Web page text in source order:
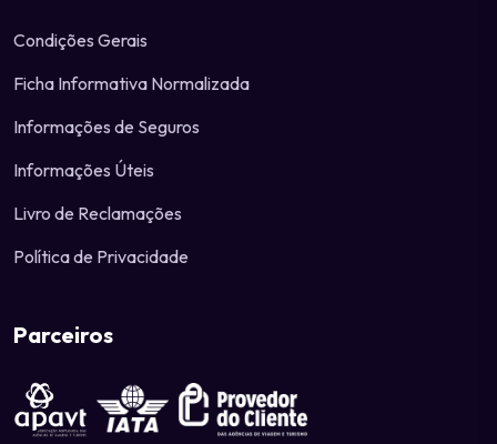
Condições Gerais
Ficha Informativa Normalizada
Informações de Seguros
Informações Úteis
Livro de Reclamações
Política de Privacidade
Parceiros